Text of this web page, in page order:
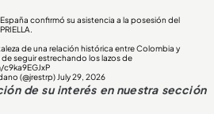
confirmó su asistencia a la posesión del
de una relación histórica entre Colombia y
seguir estrechando los lazos de
(@jrestrp) July 29, 2026
de su interés en nuestra sección